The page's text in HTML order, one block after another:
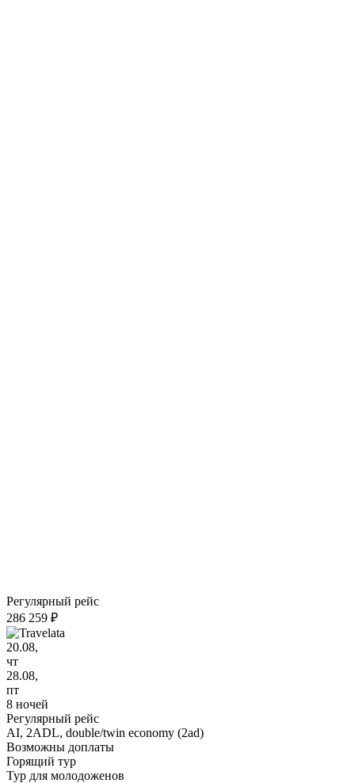
Регулярный рейс
286 259 ₽
20.08,
чт
28.08,
пт
8 ночей
Регулярный рейс
AI, 2ADL, double/twin economy (2ad)
Возможны доплаты
Горящий тур
Тур для молодоженов